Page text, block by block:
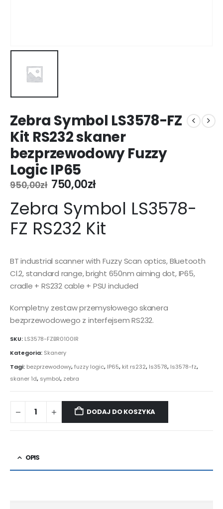
Zebra Symbol LS3578-FZ
Kit RS232 skaner
bezprzewodowy Fuzzy
Logic IP65
950,00zł Pierwotna
cena
wynosiła:
950,00zł.
750,00złAktualna
wynosi:
750,00zł.
Zebra Symbol LS3578-
FZ RS232 Kit
BT industrial scanner with Fuzzy Scan optics, Bluetooth
Cl.2, standard range, bright 650nm aiming dot, IP65,
cradle + RS232 cable + PSU included
Kompletny zestaw przemysłowego skanera
bezprzewodowego z interfejsem RS232.
SKU: LS3578-FZBR0100IR
Kategoria: Skanery
Tagi: bezprzewodowy,fuzzy logic, IP65, kit rs232, ls3578, ls3578-fz,
skaner 1d, symbol, zebra
DODAJ DO KOSZYKA
OPIS